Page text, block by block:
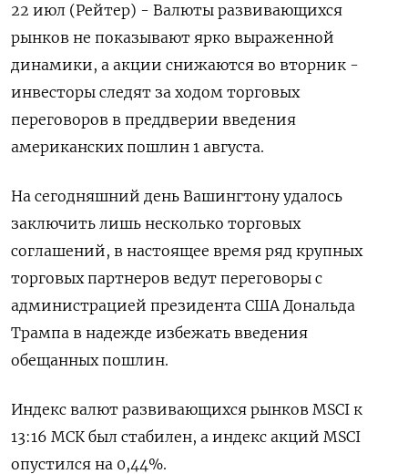
22 июл (Рейтер) - Валюты развивающихся
рынков не показывают ярко выраженной
динамики, а акции снижаются во вторник -
инвесторы следят за ходом торговых
переговоров в преддверии введения
американских пошлин 1 августа.
На сегодняшний день Вашингтону удалось
заключить лишь несколько торговых
соглашений, в настоящее время ряд крупных
торговых партнеров ведут переговоры с
администрацией президента США Дональда
Трампа в надежде избежать введения
обещанных пошлин.
Индекс валют развивающихся рынков MSCI к
13:16 МСК был стабилен, а индекс акций MSCI
опустился на 0,44%.